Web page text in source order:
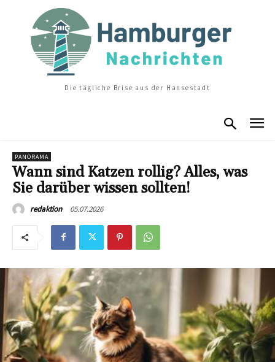
Die tägliche Brise aus der Hansestadt
PANORAMA
Wann sind Katzen rollig? Alles, was
Sie darüber wissen sollten!
redaktion 05.07.2026